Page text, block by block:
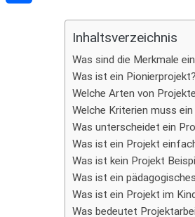
Inhaltsverzeichnis
Was sind die Merkmale
Was ist ein Pionierprojekt?
Welche Arten von
Welche Kriterien muss
Was unterscheidet ein
Was ist ein Projekt
Was ist kein Projekt
Was ist ein
Was ist ein Projekt im
Was bedeutet